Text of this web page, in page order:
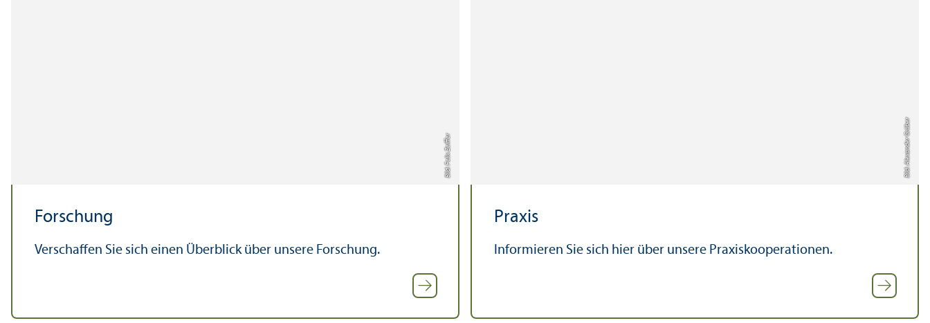
Bild: Felix Zeiffer
Forschung
Verschaffen Sie sich einen Über­blick über unsere Forschung.
Bild: Alexander Grüber
Praxis
Informieren Sie sich hier über unsere Praxiskooperationen.